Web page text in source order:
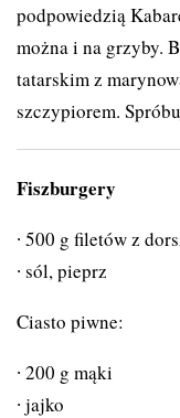
podpowiedzią
można i na grzyby.
tatarskim z
szczypiorem.
Fiszburgery
500 g filetów z
sól, pieprz
Ciasto piwne:
200 g mąki
jajko